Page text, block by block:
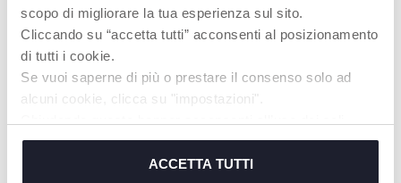
scopo di migliorare la tua esperienza sul sito.
Cliccando su “accetta tutti” acconsenti al posizionamento
di tutti i cookie.
Se vuoi saperne di più o prestare il consenso solo ad
alcuni cookie, clicca su "impostazioni".
cookie tecnici, indispensabili per fruire del servizio
ACCETTA TUTTI